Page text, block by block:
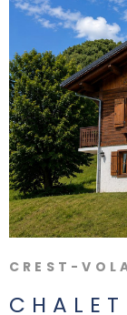
CREST-